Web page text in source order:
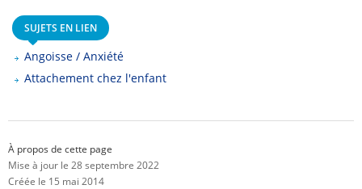
SUJETS EN LIEN
Angoisse / Anxiété
Attachement chez l'enfant
À propos de cette page
Mise à jour le 28 septembre 2022
Créée le 15 mai 2014